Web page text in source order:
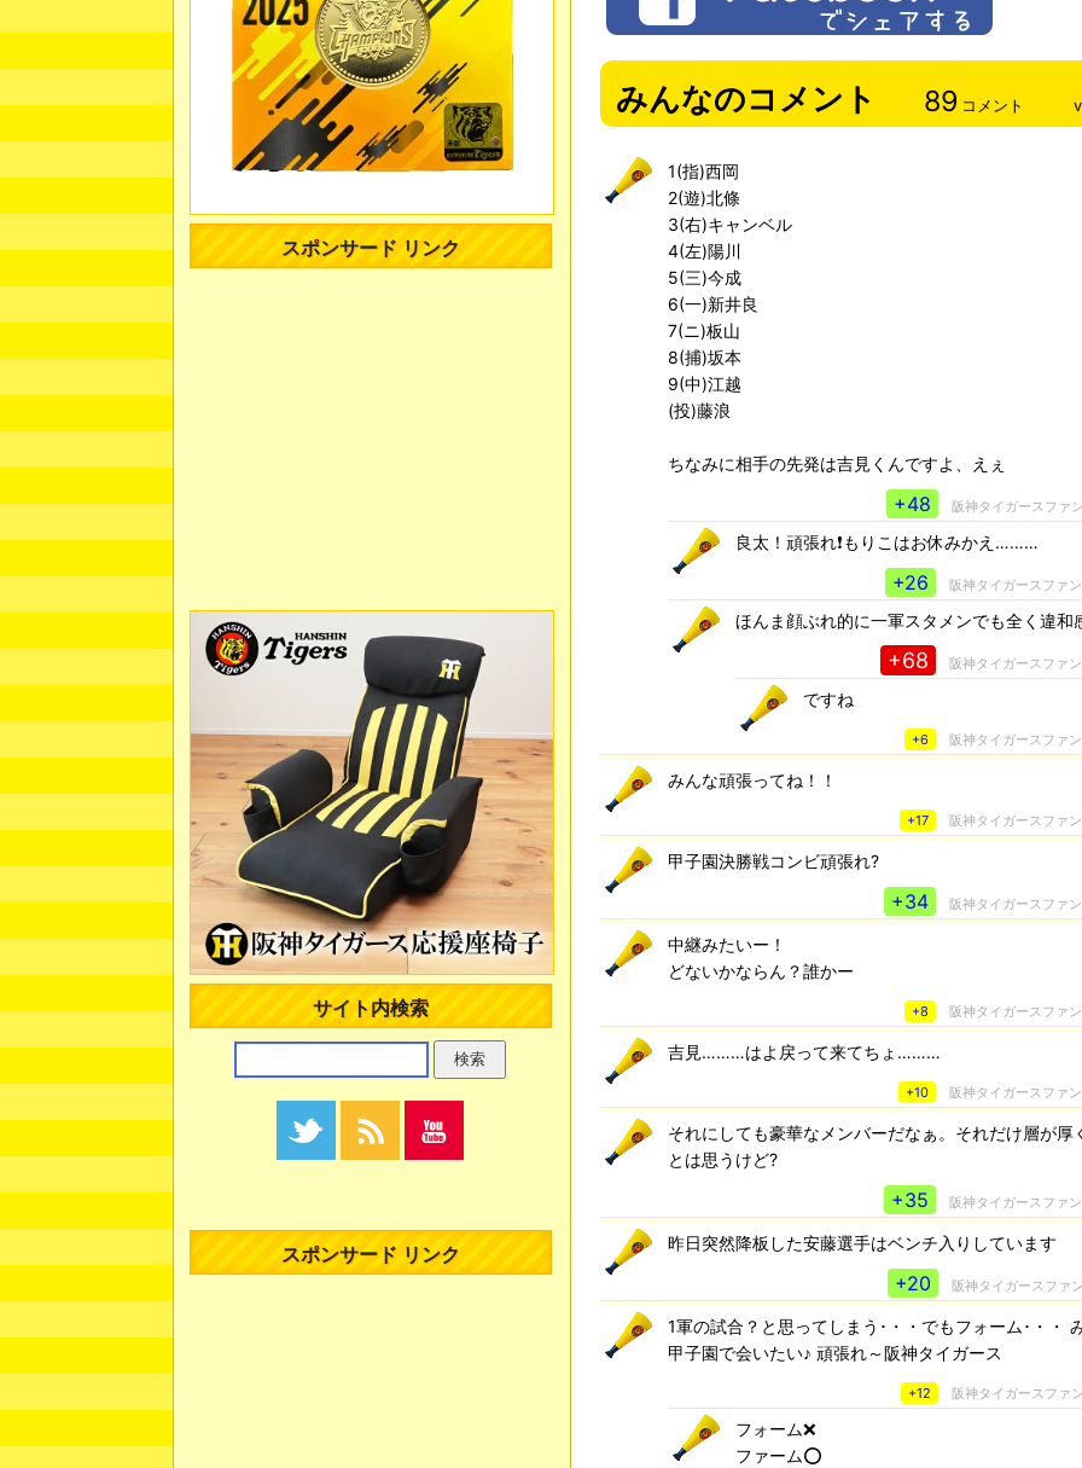
みんなのコメント 89 コメント
1(指)西岡
2(遊)北條
3(右)キャンベル
4(左)陽川
5(三)今成
6(一)新井良
7(ニ)板山
8(捕)坂本
9(中)江越
(投)藤浪
ちなみに相手の先発は吉見くんですよ、えぇ
+48 阪神タイガースファ
良太！頑張れ❗もりこはお休みかえ………
+26 阪神タイガースファン
ほんま顔ぶれ的に一軍スタメンでも全く違和
+68 阪神タイガースファン
ですね
+6 阪神タイガースファン
みんな頑張ってね！！
+17 阪神タイガースファン
甲子園決勝戦コンビ頑張れ?
+34 阪神タイガースファン
中継みたいー！
どないかならん？誰かー
+8 阪神タイガースファン
吉見………はよ戻って来てちょ………
+10 阪神タイガースファン
それにしても豪華なメンバーだなぁ。それだけ層が厚
とは思うけど?
+35 阪神タイガースファン
昨日突然降板した安藤選手はベンチ入りしています
+20 阪神タイガースファ
1軍の試合？と思ってしまう･・・でもフォーム･・・
甲子園で会いたい♪ 頑張れ～阪神タイガース
+12 阪神タイガースファ
フォーム❌
ファーム⭕
スポンサード リンク
サイト内検索
スポンサード リンク